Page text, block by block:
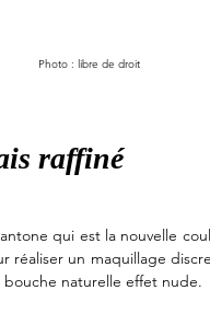
Photo : libre de droit
raffiné
qui est la nouvelle
réaliser un maquillage
naturelle effet nude.